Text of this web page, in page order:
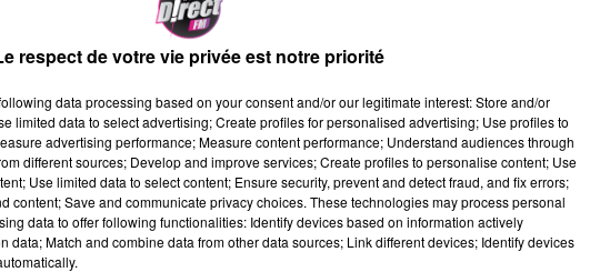
respect de votre vie privée est notre priorité
data processing based on your consent and/or our legitimate interest: Store and/or
limited data to select advertising; Create profiles for personalised advertising; Use profiles to
advertising performance; Measure content performance; Understand audiences through
different sources; Develop and improve services; Create profiles to personalise content; Use
Use limited data to select content; Ensure security, prevent and detect fraud, and fix errors;
content; Save and communicate privacy choices. These technologies may process personal
data to offer following functionalities: Identify devices based on information actively
data; Match and combine data from other data sources; Link different devices; Identify devices